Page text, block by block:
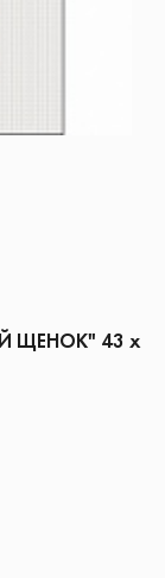
ЩЕНОК" 43 х